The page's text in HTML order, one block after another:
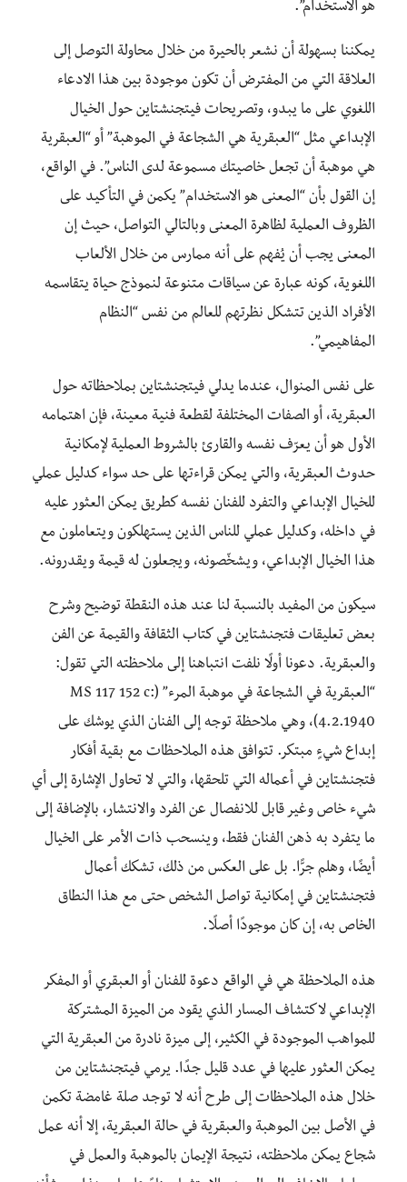
هو الاستخدام”.
يمكننا بسهولة أن نشعر بالحيرة من خلال محاولة التوصل إلى
العلاقة التي من المفترض أن تكون موجودة بين هذا الادعاء
اللغوي على ما يبدو، وتصريحات فيتجنشتاين حول الخيال
الإبداعي مثل “العبقرية هي الشجاعة في الموهبة” أو “العبقرية
هي موهبة أن تجعل خاصيتك مسموعة لدى الناس”. في الواقع،
إن القول بأن “المعنى هو الاستخدام” يكمن في التأكيد على
الظروف العملية لظاهرة المعنى وبالتالي التواصل، حيث إن
المعنى يجب أن يُفهم على أنه ممارس من خلال الألعاب
اللغوية، كونه عبارة عن سياقات متنوعة لنموذج حياة يتقاسمه
الأفراد الذين تتشكل نظرتهم للعالم من نفس “النظام
المفاهيمي”.
على نفس المنوال، عندما يدلي فيتجنشتاين بملاحظاته حول
العبقرية، أو الصفات المختلفة لقطعة فنية معينة، فإن اهتمامه
الأول هو أن يعرّف نفسه والقارئ بالشروط العملية لإمكانية
حدوث العبقرية، والتي يمكن قراءتها على حد سواء كدليل عملي
للخيال الإبداعي والتفرد للفنان نفسه كطريق يمكن العثور عليه
في داخله، وكدليل عملي للناس الذين يستهلكون ويتعاملون مع
هذا الخيال الإبداعي، ويشخّصونه، ويجعلون له قيمة ويقدرونه.
سيكون من المفيد بالنسبة لنا عند هذه النقطة توضيح وشرح
بعض تعليقات فتجنشتاين في كتاب الثقافة والقيمة عن الفن
والعبقرية. دعونا أولًا نلفت انتباهنا إلى ملاحظته التي تقول:
“العبقرية في الشجاعة في موهبة المرء” (MS 117 152 c:
4.2.1940)، وهي ملاحظة توجه إلى الفنان الذي يوشك على
إبداع شيءٍ مبتكر. تتوافق هذه الملاحظات مع بقية أفكار
فتجنشتاين في أعماله التي تلحقها، والتي لا تحاول الإشارة إلى أي
شيء خاص وغير قابل للانفصال عن الفرد والانتشار، بالإضافة إلى
ما يتفرد به ذهن الفنان فقط، وينسحب ذات الأمر على الخيال
أيضًا، وهلم جرًّا. بل على العكس من ذلك، تشكك أعمال
فتجنشتاين في إمكانية تواصل الشخص حتى مع هذا النطاق
الخاص به، إن كان موجودًا أصلًا.
هذه الملاحظة هي في الواقع دعوة للفنان أو العبقري أو المفكر
الإبداعي لاكتشاف المسار الذي يقود من الميزة المشتركة
للمواهب الموجودة في الكثير، إلى ميزة نادرة من العبقرية التي
يمكن العثور عليها في عدد قليل جدًا. يرمي فيتجنشتاين من
خلال هذه الملاحظات إلى طرح أنه لا توجد صلة غامضة تكمن
في الأصل بين الموهبة والعبقرية في حالة العبقرية، إلا أنه عمل
شجاع يمكن ملاحظته، نتيجة الإيمان بالموهبة والعمل في